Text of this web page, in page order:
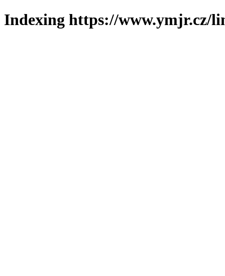
Indexing https://www.ymjr.cz/